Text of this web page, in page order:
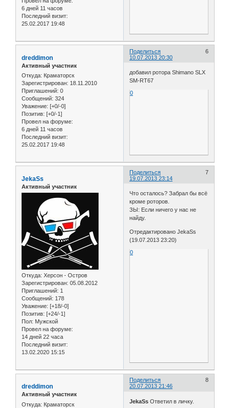
6 дней 11 часов
Последний визит:
25.02.2017 19:48
Поделиться
6
10.07.2013 20:30
dreddimon
Активный участник
Откуда: Краматорск
Зарегистрирован: 18.11.2010
Приглашений: 0
Сообщений: 324
Уважение: [+0/-0]
Позитив: [+0/-1]
Провел на форуме:
6 дней 11 часов
Последний визит:
25.02.2017 19:48
добавил ротора Shimano SLX
SM-RT67
0
Поделиться
7
19.07.2013 23:14
JekaSs
Активный участник
Откуда: Херсон - Остров
Зарегистрирован: 05.08.2012
Приглашений: 1
Сообщений: 178
Уважение: [+18/-0]
Позитив: [+24/-1]
Пол: Мужской
Провел на форуме:
14 дней 22 часа
Последний визит:
13.02.2020 15:15
Что осталось? Забрал бы всё
кроме роторов.
ЗЫ: Если ничего у нас не
найду.
Отредактировано JekaSs
(19.07.2013 23:20)
0
Поделиться
8
20.07.2013 21:46
dreddimon
Активный участник
Откуда: Краматорск
JekaSs Ответил в личку.